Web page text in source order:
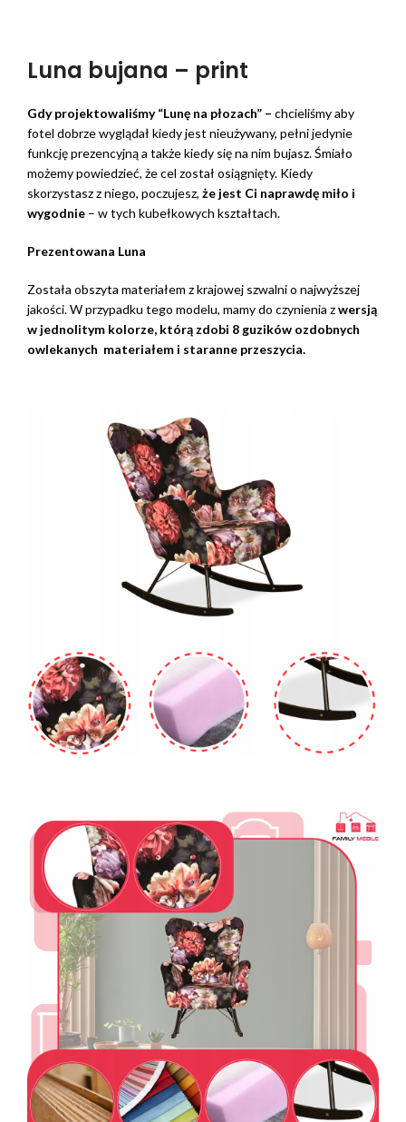
Luna bujana – print
Gdy projektowaliśmy “Lunę na płozach” – chcieliśmy aby
fotel dobrze wyglądał kiedy jest nieużywany, pełni jedynie
funkcję prezencyjną a także kiedy się na nim bujasz. Śmiało
możemy powiedzieć, że cel został osiągnięty. Kiedy
skorzystasz z niego, poczujesz, że jest Ci naprawdę miło i
wygodnie – w tych kubełkowych kształtach.
Prezentowana Luna
Została obszyta materiałem z krajowej szwalni o najwyższej
jakości. W przypadku tego modelu, mamy do czynienia zwersją
w jednolitym kolorze, którą zdobi 8 guzików ozdobnych
owlekanych materiałem i staranne przeszycia.